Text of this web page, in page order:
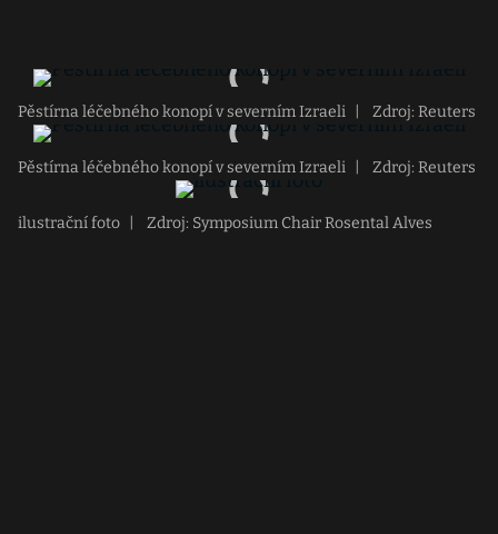
Pěstírna léčebného konopí v severním Izraeli Zdroj: Reuters
Pěstírna léčebného konopí v severním Izraeli Zdroj: Reuters
ilustrační foto Zdroj: Symposium Chair Rosental Alves